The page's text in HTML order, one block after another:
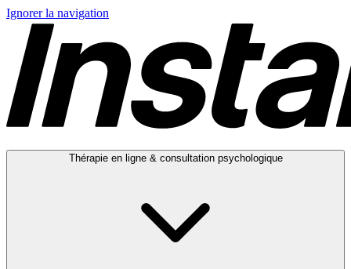
Ignorer la navigation
Thérapie en ligne & consultation psychologique